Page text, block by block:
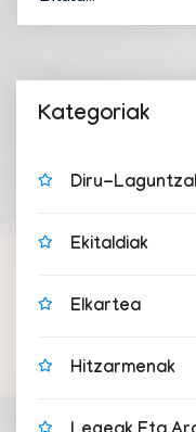
Kategoriak
Diru-
Ekitaldiak
Elkartea
Hitzarmenak